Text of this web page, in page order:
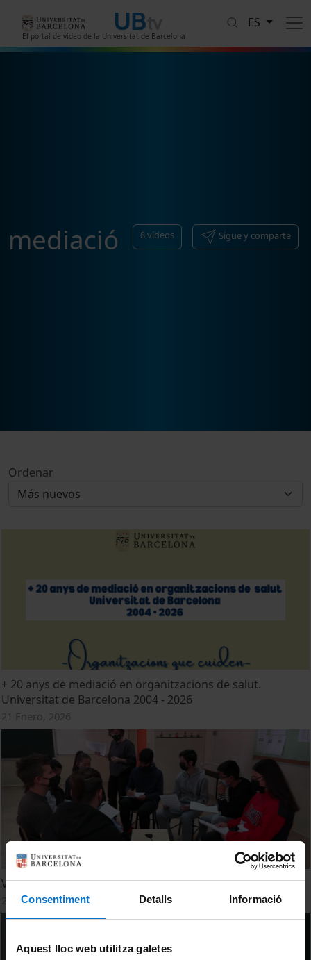
Consentiment Detalls Informació
Aquest lloc web utilitza galetes
El portal de vídeo de la Universitat de Barcelona
ES
mediació 8vídeos Sigue y comparte
Ordenar
+ 20 anys de mediació en organitzacions de salut.
Universitat de Barcelona 2004 - 2026
21 Enero, 2026
VII Festa de la Ciència. Taller de mediació
23 Septiembre, 2021